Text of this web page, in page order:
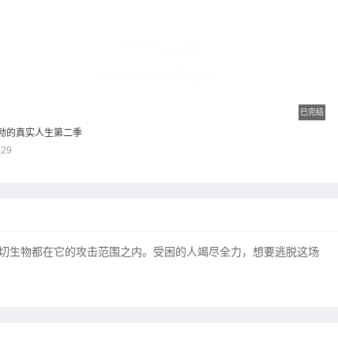
已完结
的真实人生第二季
生物都在它的攻击范围之内。受困的人竭尽全力，想要逃脱这场